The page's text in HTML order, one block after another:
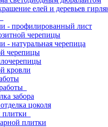
елей и деревьев
- профилированный лист
черепицы
- натуральная черепица
черепицы
кровли
забора
цоколя
плитки
плитки